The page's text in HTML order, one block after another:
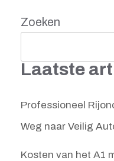
Zoeken
Laatste
Professioneel
Weg naar Veilig
Kosten van het A1